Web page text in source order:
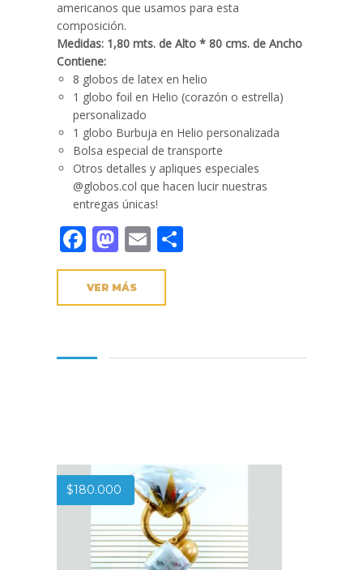
americanos que usamos para esta
composición.
Medidas: 1,80 mts. de Alto * 80 cms. de Ancho
Contiene:
8 globos de latex en helio
1 globo foil en Helio (corazón o estrella)
personalizado
1 globo Burbuja en Helio personalizada
Bolsa especial de transporte
Otros detalles y apliques especiales
@globos.col que hacen lucir nuestras
entregas únicas!
Facebook
Mastodon
Email
VER MÁS
$180.000